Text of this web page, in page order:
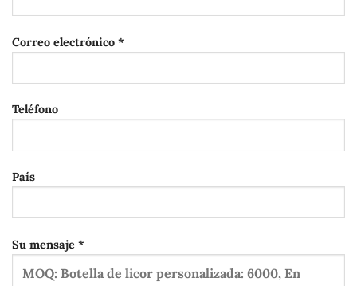
Correo electrónico *
Teléfono
País
Su mensaje *